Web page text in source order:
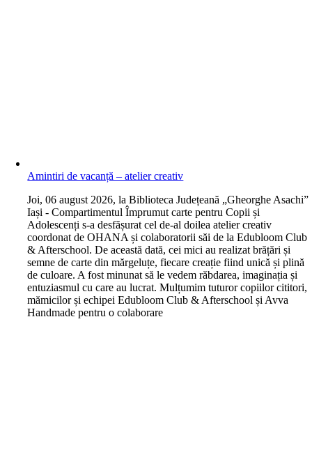
Amintiri de vacanță – atelier creativ
Joi, 06 august 2026, la Biblioteca Județeană „Gheorghe Asachi”
Iași - Compartimentul Împrumut carte pentru Copii și
Adolescenți s-a desfășurat cel de-al doilea atelier creativ
coordonat de OHANA și colaboratorii săi de la Edubloom Club
& Afterschool. De această dată, cei mici au realizat brățări și
semne de carte din mărgeluțe, fiecare creație fiind unică și plină
de culoare. A fost minunat să le vedem răbdarea, imaginația și
entuziasmul cu care au lucrat. Mulțumim tuturor copiilor cititori,
mămicilor și echipei Edubloom Club & Afterschool și Avva
Handmade pentru o colaborare